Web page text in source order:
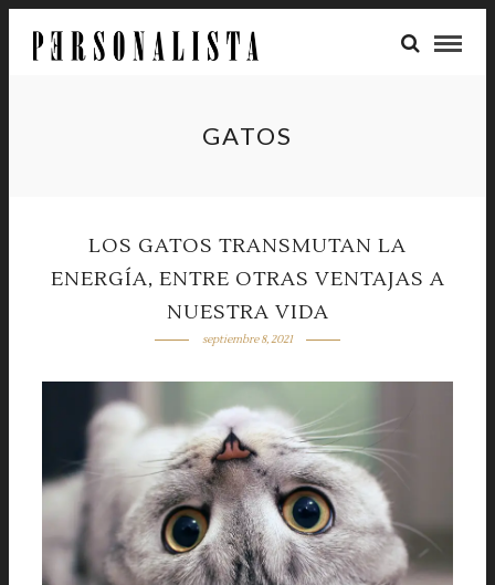
GATOS
LOS GATOS TRANSMUTAN LA
ENERGÍA, ENTRE OTRAS VENTAJAS A
NUESTRA VIDA
septiembre 8, 2021